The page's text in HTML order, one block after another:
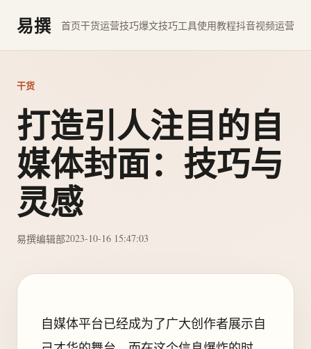
易撰 首页干货运营技巧爆文技巧工具使用教程抖音视频运营
干货
打造引人注目的自
媒体封面：技巧与
灵感
易撰编辑部2023-10-16 15:47:03
自媒体平台已经成为了广大创作者展示自